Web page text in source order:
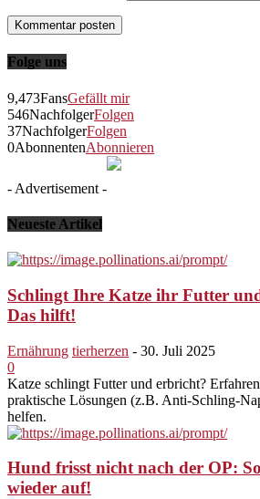
Folge uns
9,473FansGefällt mir
546NachfolgerFolgen
37NachfolgerFolgen
0AbonnentenAbonnieren
- Advertisement -
Neueste Artikel
Schlingt Ihre Katze ihr Futter
Das hilft!
Ernährung tierherzen - 30. Juli 2025
0
Katze schlingt Futter und erbricht?
praktische Lösungen (z.B. Anti-Schling-
helfen.
Hund frisst nicht nach der OP:
wieder auf!